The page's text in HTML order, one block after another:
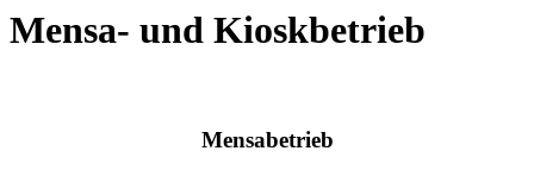
Mensa- und Kioskbetrieb
Mensabetrieb